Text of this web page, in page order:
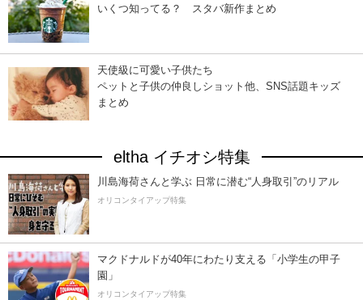
いくつ知ってる？ スタバ新作まとめ
天使級に可愛い子供たち
ペットと子供の仲良しショット他、SNS話題キッズ
まとめ
eltha イチオシ特集
川島海荷さんと学ぶ 日常に潜む“人身取引”のリアル
オリコンタイアップ特集
マクドナルドが40年にわたり支える「小学生の甲子
園」
オリコンタイアップ特集